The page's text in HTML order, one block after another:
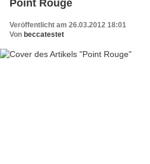
Point Rouge
Veröffentlicht am 26.03.2012 18:01
Von beccatestet